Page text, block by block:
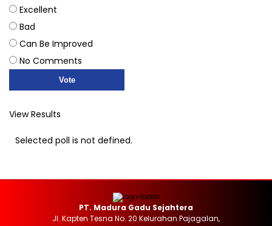
Excellent
Bad
Can Be Improved
No Comments
View Results
Selected poll is not defined.
PT. Madura Gadu Sejahtera
Jl. Kapten Tesna No. 20 Kelurahan Pajagalan,